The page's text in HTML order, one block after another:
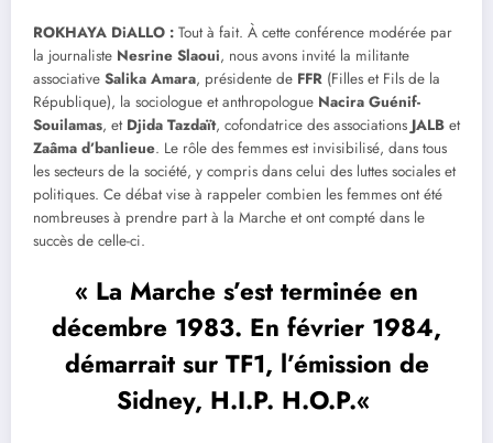
ROKHAYA DiALLO : Tout à fait. À cette conférence modérée par
la journaliste Nesrine Slaoui, nous avons invité la militante
associative Salika Amara, présidente de FFR (Filles et Fils de la
République), la sociologue et anthropologue Nacira Guénif-
Souilamas, et Djida Tazdaït, cofondatrice des associations JALB et
Zaâma d’banlieue. Le rôle des femmes est invisibilisé, dans tous
les secteurs de la société, y compris dans celui des luttes sociales et
politiques. Ce débat vise à rappeler combien les femmes ont été
nombreuses à prendre part à la Marche et ont compté dans le
succès de celle-ci.
« La Marche s’est terminée en
décembre 1983. En février 1984,
démarrait sur TF1, l’émission de
Sidney, H.I.P. H.O.P.«